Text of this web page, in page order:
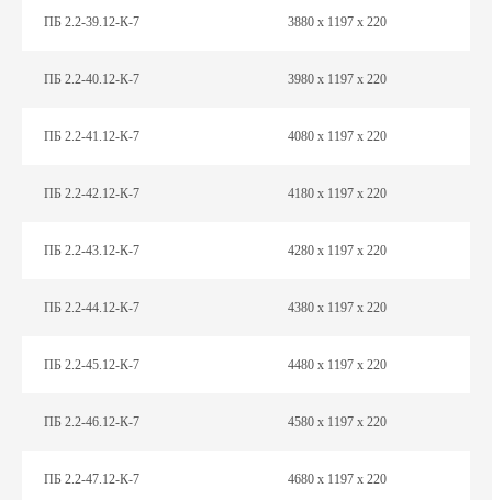
ПБ 2.2-39.12-К-7 3880 х 1197 х 220
ПБ 2.2-40.12-К-7 3980 х 1197 х 220
ПБ 2.2-41.12-К-7 4080 х 1197 х 220
ПБ 2.2-42.12-К-7 4180 х 1197 х 220
ПБ 2.2-43.12-К-7 4280 х 1197 х 220
ПБ 2.2-44.12-К-7 4380 х 1197 х 220
ПБ 2.2-45.12-К-7 4480 х 1197 х 220
ПБ 2.2-46.12-К-7 4580 х 1197 х 220
ПБ 2.2-47.12-К-7 4680 х 1197 х 220